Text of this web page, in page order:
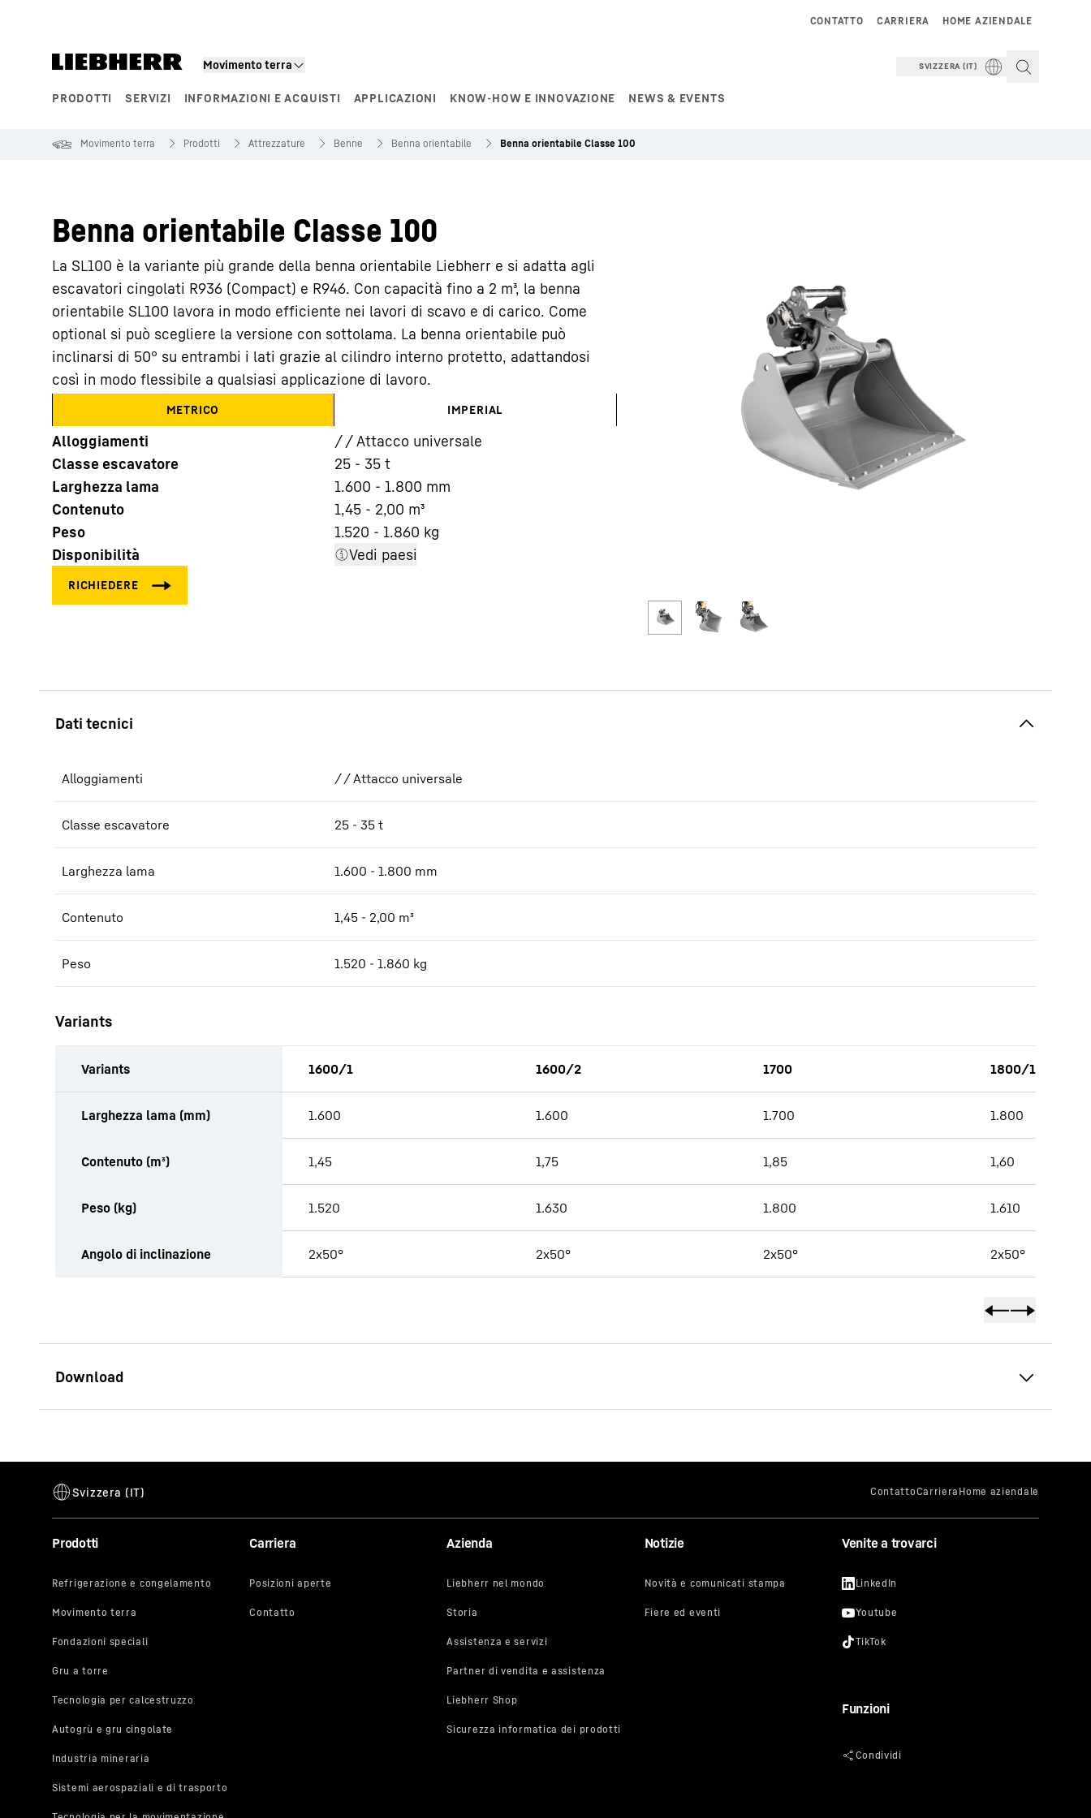
Movimento terra
PRODOTTI SERVIZI INFORMAZIONI E ACQUISTI APPLICAZIONI KNOW-HOW E INNOVAZIONE NEWS & EVENTS
HOME AZIENDALE
CARRIERA
CONTATTO
SVIZZERA (IT)
Maggiori informazioni sulla società
Movimento terra Prodotti Attrezzature Benne Benna orientabile Benna orientabile Classe 100
Benna orientabile Classe 100
La SL100 è la variante più grande della benna orientabile Liebherr e si adatta agli
escavatori cingolati R936 (Compact) e R946. Con capacità fino a 2 m³, la benna
orientabile SL100 lavora in modo efficiente nei lavori di scavo e di carico. Come
optional si può scegliere la versione con sottolama. La benna orientabile può
inclinarsi di 50° su entrambi i lati grazie al cilindro interno protetto, adattandosi
così in modo flessibile a qualsiasi applicazione di lavoro.
METRICO IMPERIAL
Alloggiamenti
/ / Attacco universale
Classe escavatore
25 - 35 t
Larghezza lama
1.600 - 1.800 mm
Contenuto
1,45 - 2,00 m³
Peso
1.520 - 1.860 kg
Disponibilità
Vedi paesi
Alloggiamenti / / Attacco universale
Classe escavatore 25 - 35 t
Larghezza lama 1.600 - 1.800 mm
Contenuto 1,45 - 2,00 m³
Peso 1.520 - 1.860 kg
Variants
Variants 1600/1 1600/2 1700 1800/1
Larghezza lama (mm) 1.600 1.600 1.700 1.800
Contenuto (m³) 1,45 1,75 1,85 1,60
Peso (kg) 1.520 1.630 1.800 1.610
Angolo di inclinazione 2x50° 2x50° 2x50° 2x50°
Systems
Prodotti Carriera Azienda Notizie Venite a trovarci
Funzioni